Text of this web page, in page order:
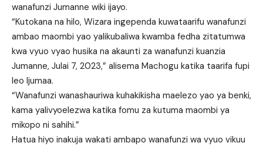
wanafunzi Jumanne wiki ijayo.
“Kutokana na hilo, Wizara ingependa kuwataarifu wanafunzi
ambao maombi yao yalikubaliwa kwamba fedha zitatumwa
kwa vyuo vyao husika na akaunti za wanafunzi kuanzia
Jumanne, Julai 7, 2023,” alisema Machogu katika taarifa fupi
leo Ijumaa.
“Wanafunzi wanashauriwa kuhakikisha maelezo yao ya benki,
kama yalivyoelezwa katika fomu za kutuma maombi ya
mikopo ni sahihi.”
Hatua hiyo inakuja wakati ambapo wanafunzi wa vyuo vikuu